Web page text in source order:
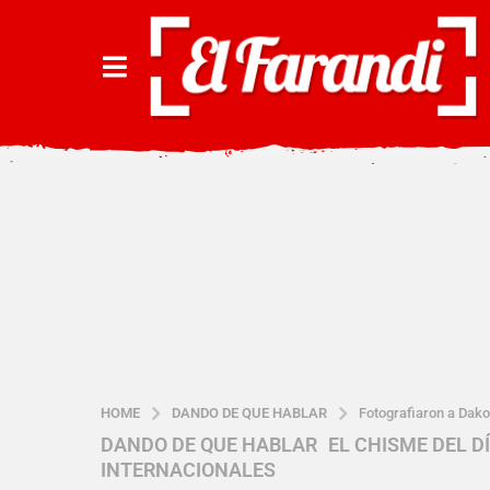
HOME DANDO DE QUE HABLAR Fotografiaron a
5
a
DANDO DE QUE HABLAR ,EL CHISME DEL
INTERNACIONALES